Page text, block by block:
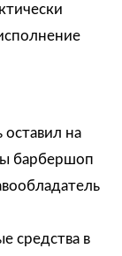
на
барбершоп
средства в